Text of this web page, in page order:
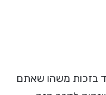
בזכות משהו שאתם